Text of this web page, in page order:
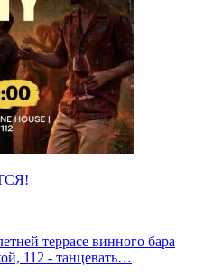
террасе винного бара
112 - танцевать…